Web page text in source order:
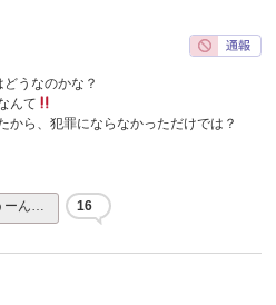
うなのかな？
んて
から、犯罪にならなかっただけでは？
ーん… 16